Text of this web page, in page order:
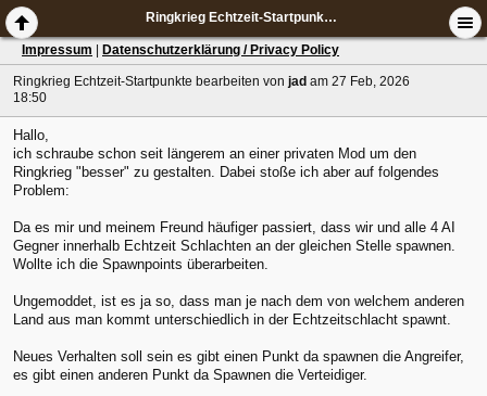
Ringkrieg Echtzeit-Startpunkte bearbeiten
Impressum Datenschutzerklärung / Privacy Policy
Ringkrieg Echtzeit-Startpunkte bearbeiten von jad am 27 Feb, 2026
18:50
Hallo,
ich schraube schon seit längerem an einer privaten Mod um den
Ringkrieg "besser" zu gestalten. Dabei stoße ich aber auf folgendes
Problem:
Da es mir und meinem Freund häufiger passiert, dass wir und alle 4 AI
Gegner innerhalb Echtzeit Schlachten an der gleichen Stelle spawnen.
Wollte ich die Spawnpoints überarbeiten.
Ungemoddet, ist es ja so, dass man je nach dem von welchem anderen
Land aus man kommt unterschiedlich in der Echtzeitschlacht spawnt.
Neues Verhalten soll sein es gibt einen Punkt da spawnen die Angreifer,
es gibt einen anderen Punkt da Spawnen die Verteidiger.